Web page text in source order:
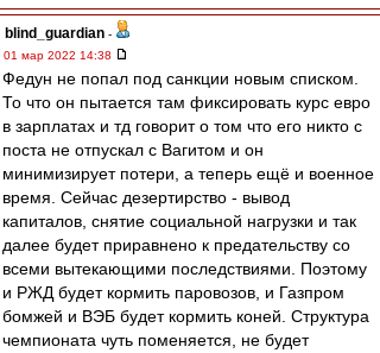
blind_guardian -
01 мар 2022 14:38
Федун не попал под санкции новым списком.
То что он пытается там фиксировать курс евро
в зарплатах и тд говорит о том что его никто с
поста не отпускал с Вагитом и он
минимизирует потери, а теперь ещё и военное
время. Сейчас дезертирство - вывод
капиталов, снятие социальной нагрузки и так
далее будет приравнено к предательству со
всеми вытекающими последствиями. Поэтому
и РЖД будет кормить паровозов, и Газпром
бомжей и ВЭБ будет кормить коней. Структура
чемпионата чуть поменяется, не будет